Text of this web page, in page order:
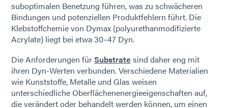
suboptimalen Benetzung führen, was zu schwächeren
Bindungen und potenziellen Produktfehlern führt. Die
Klebstoffchemie von Dymax (polyurethanmodifizierte
Acrylate) liegt bei etwa 30–47 Dyn.
Die Anforderungen fürSubstratesind daher eng mit
ihren Dyn-Werten verbunden. Verschiedene Materialien
wie Kunststoffe, Metalle und Glas weisen
unterschiedliche Oberflächenenergieeigenschaften auf,
die verändert oder behandelt werden können, um einen